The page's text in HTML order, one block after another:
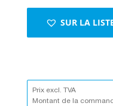
SUR LA
Prix excl. TVA
Montant de la